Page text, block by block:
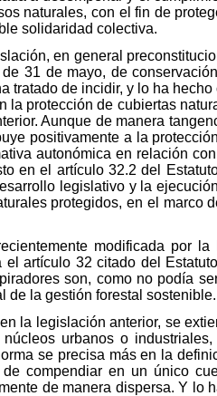
naturales, con el fin de
solidaridad colectiva.
en general
31 de mayo, de
tratado de incidir, y lo ha hecho
la protección de cubiertas
Aunque de manera
positivamente a la
autonómica en relación
en el artículo 32.2 del
legislativo y la
protegidos, en el marco
modificada por la
artículo 32 citado del
son, como no podía
de la gestión forestal sostenible.
la legislación anterior, se
urbanos o industriales,
se precisa más en la
compendiar en un único
de manera dispersa. Y lo